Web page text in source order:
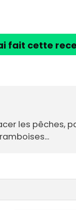
fait cette
les pêches,